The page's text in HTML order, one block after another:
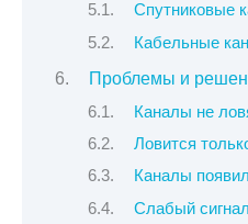
Спутниковые
Кабельные
Проблемы и
Каналы не
Ловится
Каналы
Слабый сигнал